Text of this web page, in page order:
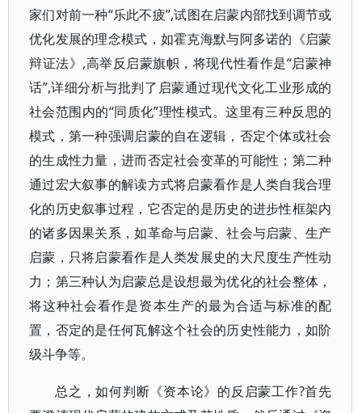
家们对前一种“乐此不疲”,试图在启蒙内部找到调节或
优化发展的理念模式，如霍克海默与阿多诺的《启蒙
辩证法》,高举反启蒙旗帜，将现代性看作是“启蒙神
话”,详细分析与批判了启蒙通过现代文化工业形成的
社会范围内的“同质化”理性模式。这里有三种反思的
模式，第一种强调启蒙的自在逻辑，否定个体或社会
的生成性力量，进而否定社会变革的可能性；第二种
通过宏大叙事的解读方式将启蒙看作是人类自我合理
化的历史叙事过程，它否定的是历史的进步性框架内
的诸多因果关系，如革命与启蒙、社会与启蒙、生产
启蒙，只将启蒙看作是人类发展史的大尺度生产性动
力；第三种认为启蒙总是设想最为优化的社会整体，
将这种社会看作是资本生产的最为合适与标准的配
置，否定的是任何瓦解这个社会的历史性能力，如阶
级斗争等。
总之，如何判断《资本论》的反启蒙工作?首先